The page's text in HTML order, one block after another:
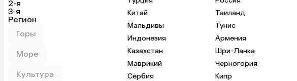
2-я
3-я
Регион
Горы
Море
Культура
Китай
Таиланд
Мальдивы
Тунис
Индонезия
Армения
Казахстан
Шри-Ланка
Маврикий
Черногория
Сербия
Кипр